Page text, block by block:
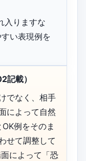
入りますな
い表現例を
載）
でなく、相手
によって自然
例をそのま
せて調整して
によって「恐